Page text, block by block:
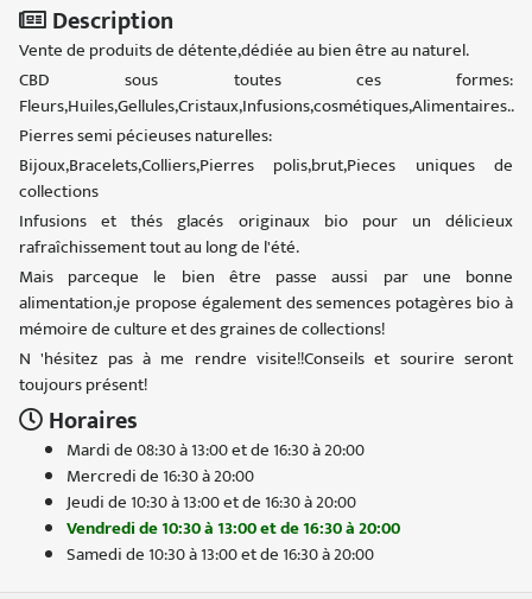
Description
Vente de produits de détente,dédiée au bien être au naturel.
CBD sous toutes ces formes:
Fleurs,Huiles,Gellules,Cristaux,Infusions,cosmétiques,Alimentaires..
Pierres semi pécieuses naturelles:
Bijoux,Bracelets,Colliers,Pierres polis,brut,Pieces uniques de
collections
Infusions et thés glacés originaux bio pour un délicieux
rafraîchissement tout au long de l'été.
Mais parceque le bien être passe aussi par une bonne
alimentation,je propose également des semences potagères bio à
mémoire de culture et des graines de collections!
N 'hésitez pas à me rendre visite!!Conseils et sourire seront
toujours présent!
Horaires
Mardi de 08:30 à 13:00 et de 16:30 à 20:00
Mercredi de 16:30 à 20:00
Jeudi de 10:30 à 13:00 et de 16:30 à 20:00
Vendredi de 10:30 à 13:00 et de 16:30 à 20:00
Samedi de 10:30 à 13:00 et de 16:30 à 20:00